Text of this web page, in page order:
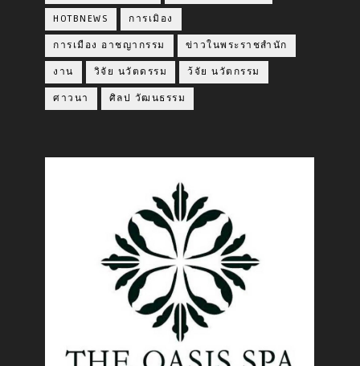
HOTBNEWS การเมิอง
การเมือง อาชญากรรม ข่าวในพระราชสำนัก
งาน วิจัย นวัตดรรม ว้จัย นวัตกรรม
ศาวนา ศิลป วัฒนธรรม